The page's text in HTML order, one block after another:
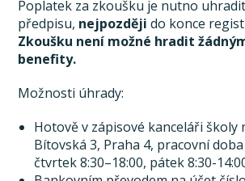
Poplatek za zkoušku je nutno
předpisu, nejpozději do konce
Zkoušku není možné hradit
benefity.
Možnosti úhrady:
Hotově v zápisové kanceláři školy
Bítovská 3, Praha 4, pracovní
čtvrtek 8:30–18:00, pátek 8:30-